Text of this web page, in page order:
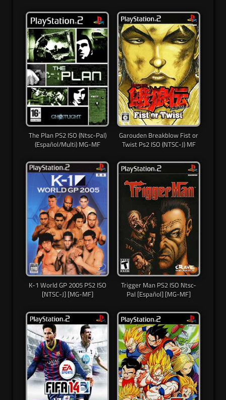
The Plan PS2 ISO (Ntsc-Pal)
(Español/Multi) MG-MF
Garouden Breakblow Fist or
Twist Ps2 ISO (NTSC-J) MF
K-1 World GP 2005 PS2 ISO
[NTSC-J] [MG-MF]
Trigger Man PS2 ISO Ntsc-
Pal [Español] [MG-MF]